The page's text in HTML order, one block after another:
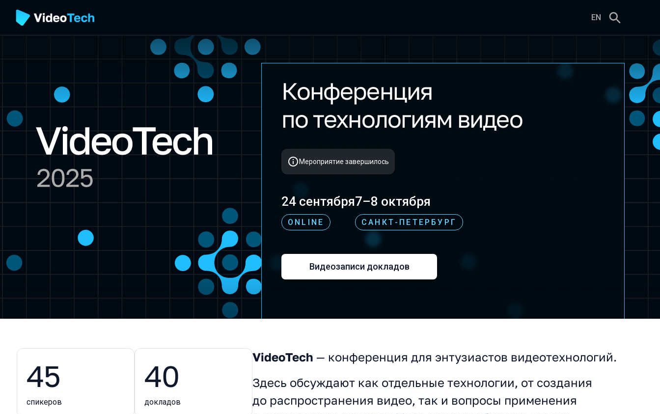
EN
VideoTech 2025
Конференция
по технологиям видео
Мероприятие завершилось
24 сентября
ONLINE
7–8 октября
САНКТ-ПЕТЕРБУРГ
Видеозаписи докладов
45
спикеров
40
докладов
VideoTech — конференция для энтузиастов видеотехнологий.
Здесь обсуждают как отдельные технологии, от создания
до распространения видео, так и вопросы применения